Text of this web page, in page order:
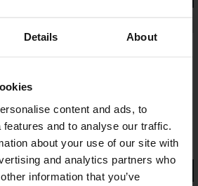
Details About
content and ads, to
and to analyse our traffic.
about your use of our site with
and analytics partners who
information that you’ve